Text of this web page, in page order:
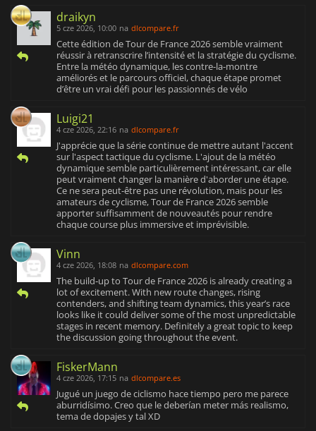
draikyn
5 cze 2026, 10:00 na dlcompare.fr
Cette édition de Tour de France 2026 semble vraiment
réussir à retranscrire l’intensité et la stratégie du cyclisme.
Entre la météo dynamique, les contre-la-montre
améliorés et le parcours officiel, chaque étape promet
d’être un vrai défi pour les passionnés de vélo
Luigi21
4 cze 2026, 22:16 na dlcompare.fr
J'apprécie que la série continue de mettre autant l'accent
sur l'aspect tactique du cyclisme. L'ajout de la météo
dynamique semble particulièrement intéressant, car elle
peut vraiment changer la manière d'aborder une étape.
Ce ne sera peut-être pas une révolution, mais pour les
amateurs de cyclisme, Tour de France 2026 semble
apporter suffisamment de nouveautés pour rendre
chaque course plus immersive et imprévisible.
Vinn
4 cze 2026, 18:08 na dlcompare.com
The build‑up to Tour de France 2026 is already creating a
lot of excitement. With new route changes, rising
contenders, and shifting team dynamics, this year’s race
looks like it could deliver some of the most unpredictable
stages in recent memory. Definitely a great topic to keep
the discussion going throughout the event.
FiskerMann
4 cze 2026, 17:15 na dlcompare.es
Jugué un juego de ciclismo hace tiempo pero me parece
aburridísimo. Creo que le deberían meter más realismo,
tema de dopajes y tal XD